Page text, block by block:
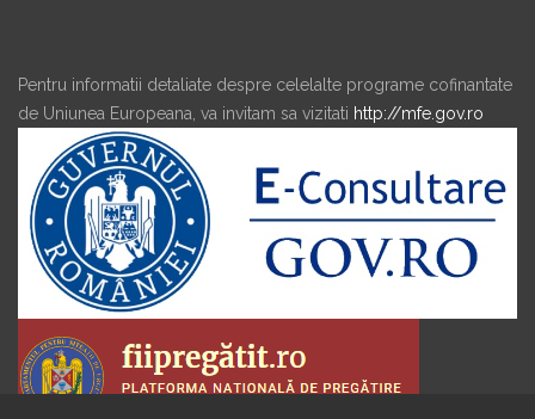
Pentru informatii detaliate despre celelalte programe cofinantate
de Uniunea Europeana, va invitam sa vizitati http://mfe.gov.ro